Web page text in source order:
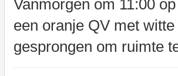
Vanmorgen om 11:00
een oranje QV met
gesprongen om ruimte